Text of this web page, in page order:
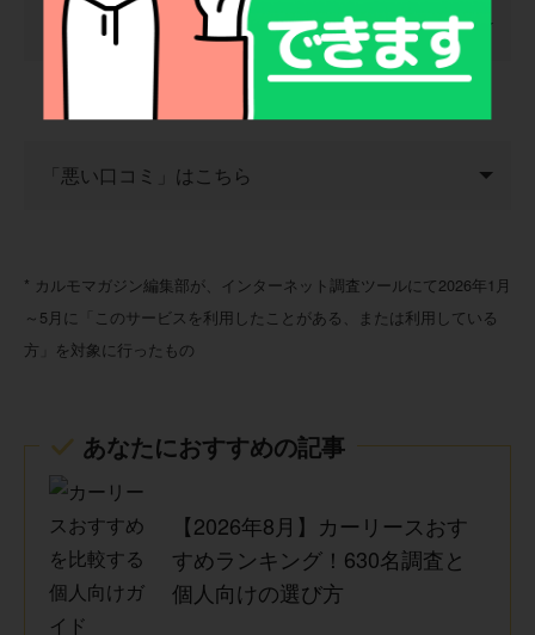
「良い口コミ」をさらに見る
度が素晴らしいです。車検や税金だけでなく、タイヤやバ
ッテリー、ワイパーゴムといった消耗品の交換まで定額に
含まれているため、機械に詳しくない私でも常に安全な状
態で家族を乗せられます。また、コスモ石油での給油がリ
重な休日をメンテナンスで潰したくない忙しい世代に最適
です。
20代 女性
「悪い口コミ」はこちら
30代 男性
ブを頻繁に行う場合は距離オーバーを気にする必要があり
ます。契約途中での解約や仕様変更が難しいため、将来の
あると感じました。
50代 男性
* カルモマガジン編集部が、インターネット調査ツールにて2026年1月
～5月に「このサービスを利用したことがある、または利用している
方」を対象に行ったもの
あなたにおすすめの記事
【2026年8月】カーリースおす
すめランキング！630名調査と
個人向けの選び方